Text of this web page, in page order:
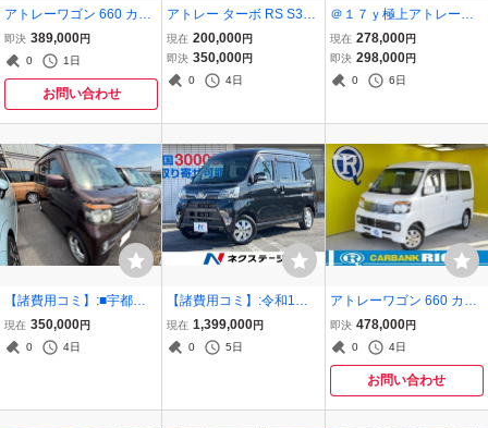
アトレーワゴン 660 カス
タムターボRS 4WD
即決 389,000円
0
1日
お問い合わせ
アトレー ターボ RS S321
検令10年以上 ダイハツ 軽
箱 車中泊
現在 200,000円
即決 350,000円
0
4日
＠１７ｙ極上アトレーワ
ゴン『カスタムターボＲ
Ｓ』Ｓ３２０Ｇ！バリ山
タイヤ！ＥＴＣ/ＨＩＤ/ナ
ビ！タイベル交換済！実
現在 278,000円
即決 298,000円
0
6日
【諸費用コミ】:■宇都宮
市発■ 平成24年 ダイハツ
アトレーワゴン カスタム
ターボ R
現在 350,000円
0
4日
【諸費用コミ】:令和1年
アトレーワゴン カスタム
ターボ RS リミテッド SAI
現在 1,399,000円
0
5日
アトレーワゴン 660 カス
タムターボRS HID タイミ
ングチェーン式 修復無し
即決 478,000円
0
4日
お問い合わせ